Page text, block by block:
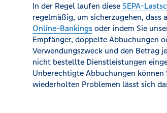
In der Regel laufen diese SEPA-
regelmäßig, um sicherzugehen,
Online-Bankings oder indem Sie
Empfänger, doppelte Abbuchungen
Verwendungszweck und den Betrag
nicht bestellte Dienstleistungen
Unberechtigte Abbuchungen können
wiederholten Problemen lässt sich